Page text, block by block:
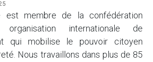
est membre de la confédération
internationale de
qui mobilise le pouvoir citoyen
Nous travaillons dans plus de 85